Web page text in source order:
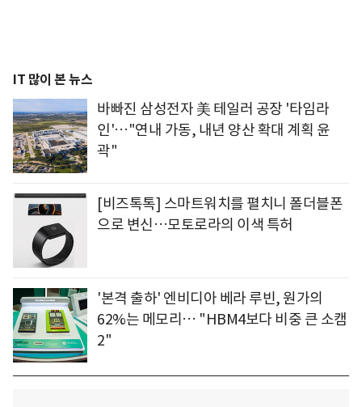
IT 많이 본 뉴스
바빠진 삼성전자 美 테일러 공장 '타임라
인'…"연내 가동, 내년 양산 확대 계획 윤
곽"
[비즈톡톡] 스마트워치를 펼치니 폴더블폰
으로 변신…모토로라의 이색 특허
'본격 출하' 엔비디아 베라 루빈, 원가의
62%는 메모리… "HBM4보다 비중 큰 소캠
2"